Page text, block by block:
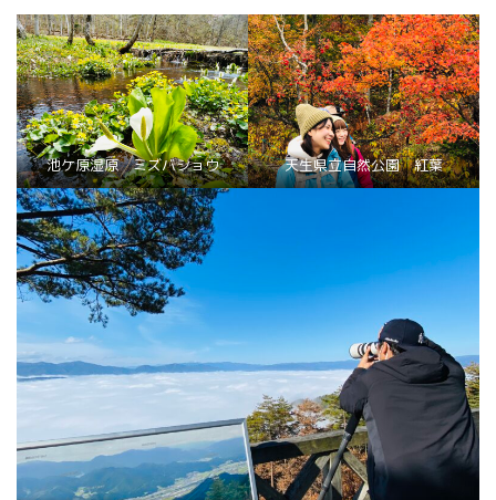
池ケ原湿原 ミズバショウ 天生県立自然公園 紅葉